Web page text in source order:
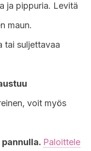
ja pippuria. Levitä
maun.
tai suljettavaa
voit myös
Paloittele